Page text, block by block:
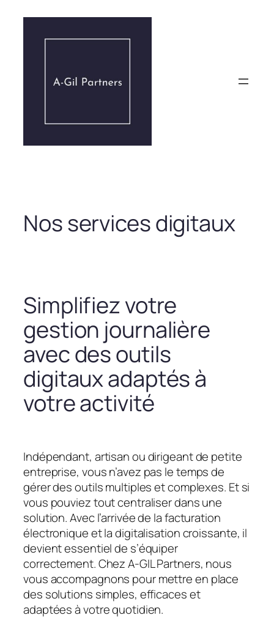
contenu
Nos services digitaux
Simplifiez votre
gestion journalière
avec des outils
digitaux adaptés à
votre activité
Indépendant, artisan ou dirigeant de petite
entreprise, vous n’avez pas le temps de
gérer des outils multiples et complexes. Et si
vous pouviez tout centraliser dans une
solution. Avec l’arrivée de la facturation
électronique et la digitalisation croissante, il
devient essentiel de s’équiper
correctement. Chez A-GIL Partners, nous
vous accompagnons pour mettre en place
des solutions simples, efficaces et
adaptées à votre quotidien.